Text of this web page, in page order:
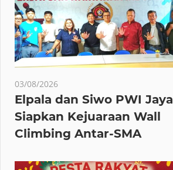
03/08/2026
Elpala dan Siwo PWI Jaya
Siapkan Kejuaraan Wall
Climbing Antar-SMA